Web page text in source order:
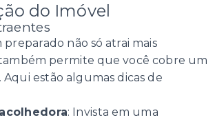
do Imóvel
não só atrai mais
também permite que você cobre um
Aqui estão algumas dicas de
: Invista em uma